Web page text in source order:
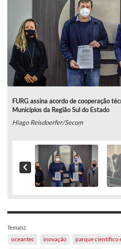
FURG assina acordo de cooperação
Municípios da Região Sul do Estado
Hiago Reisdoerfer/Secom
Tema(s):
oceantec inovação parque científico